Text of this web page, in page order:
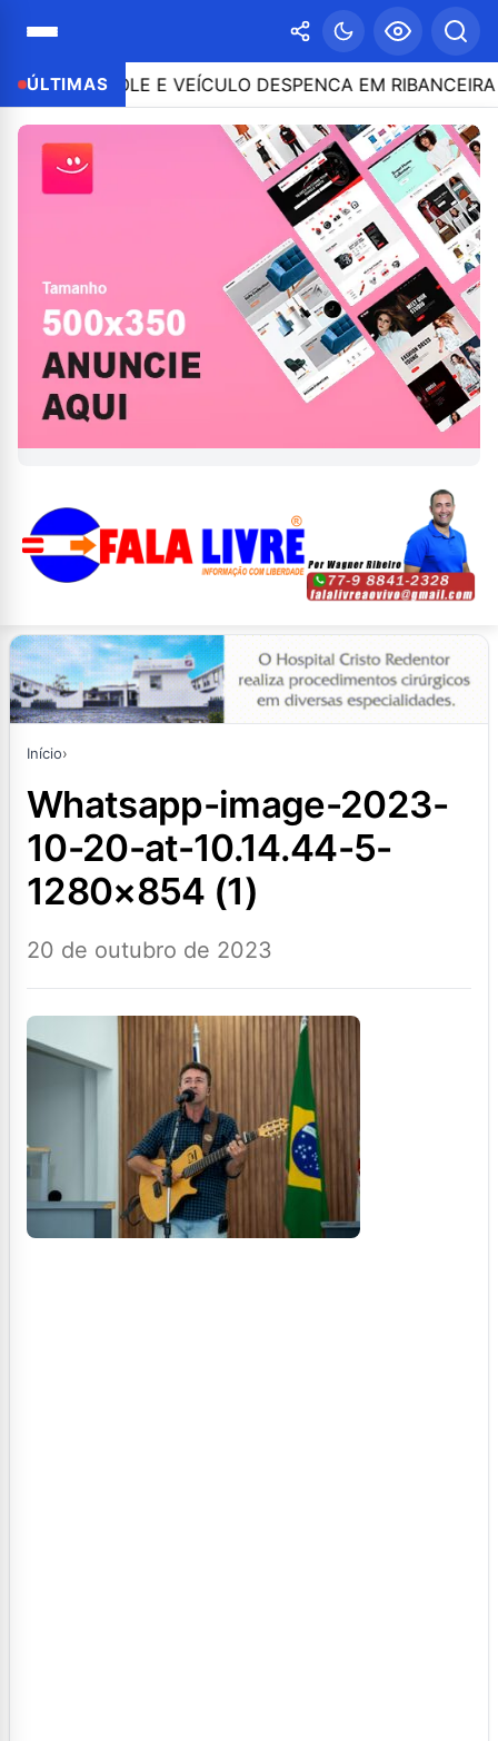
ÚLTIMASE VEÍCULO DESPENCA EM RIBANCEIRA COM
Início›
whatsapp-image-2023-
10-20-at-10.14.44-5-
1280×854 (1)
20 de outubro de 2023